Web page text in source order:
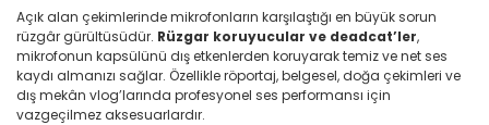
Açık alan çekimlerinde mikrofonların karşılaştığı en büyük sorun
rüzgâr gürültüsüdür. Rüzgar koruyucular ve deadcat’ler,
mikrofonun kapsülünü dış etkenlerden koruyarak temiz ve net ses
kaydı almanızı sağlar. Özellikle röportaj, belgesel, doğa çekimleri ve
dış mekân vlog’larında profesyonel ses performansı için
vazgeçilmez aksesuarlardır.